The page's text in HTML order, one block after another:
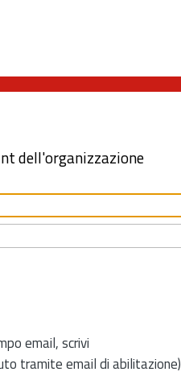
dell'organizzazione
email, scrivi
tramite email di abilitazione)